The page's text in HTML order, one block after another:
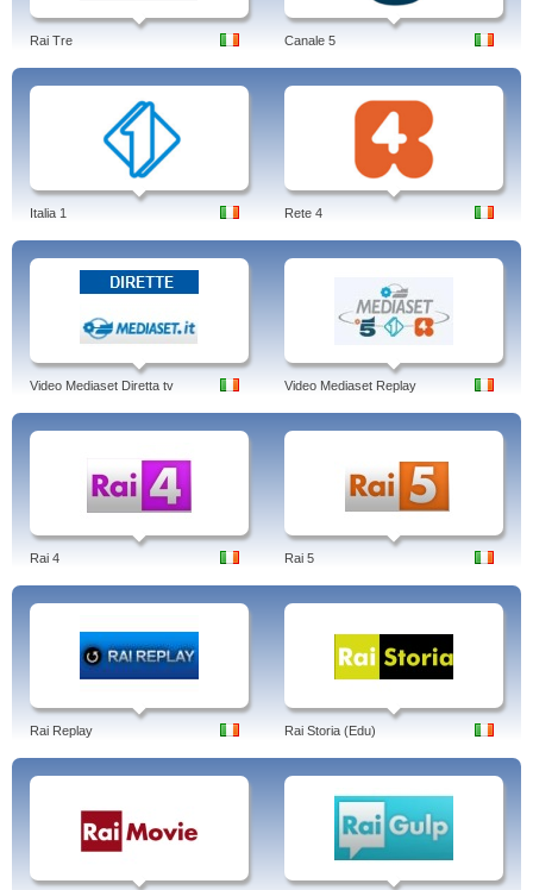
piattaforma Sky, per poi approdare via cavo grazie a IPTV Tv di Fasteweb, Alice
Home TV e Infostrada TV. Dopo 4 anni esatti, una volta terminato l'accordo tra
RaiSat e Sky, RaiSat Premium diventa gratuito, visibile anche sul digitale
terrestre.
Author: Jens Borghardt
Rai Tre Canale 5
Italia 1 Rete 4
Video Mediaset Diretta tv Video Mediaset Replay
Rai 4 Rai 5
Rai Replay Rai Storia (Edu)